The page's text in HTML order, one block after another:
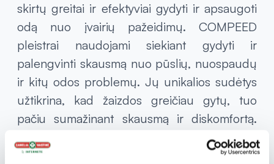
skirtų greitai ir efektyviai gydyti ir apsaugoti
odą nuo įvairių pažeidimų. COMPEED
pleistrai naudojami siekiant gydyti ir
palengvinti skausmą nuo pūslių, nuospaudų
ir kitų odos problemų. Jų unikalios sudėtys
užtikrina, kad žaizdos greičiau gytų, tuo
pačiu sumažinant skausmą ir diskomfortą.
Šios priemonės puikiai tinka kasdieniam
naudojimui ir aktyviems žmonėms, kurie nori